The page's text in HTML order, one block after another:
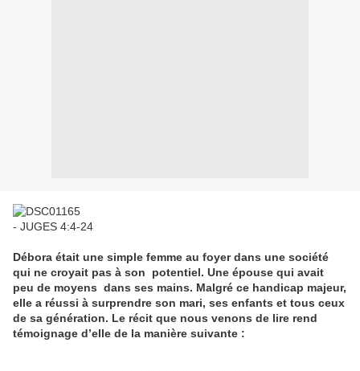
- JUGES 4:4-24
Débora était une simple femme au foyer dans une société
qui ne croyait pas à son potentiel. Une épouse qui avait
peu de moyens dans ses mains. Malgré ce handicap majeur,
elle a réussi à surprendre son mari, ses enfants et tous ceux
de sa génération. Le récit que nous venons de lire rend
témoignage d’elle de la manière suivante :